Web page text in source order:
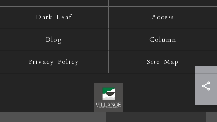
Dark Leaf Access
Blog Column
Privacy Policy Site Map